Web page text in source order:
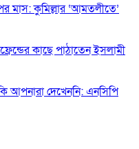
মাস: কুমিল্লার ‘আমতলীতে’
কাছে পাঠাতেন ইসলামী
আপনারা দেখেননি: এনসিপি
বেশি কই মাছে